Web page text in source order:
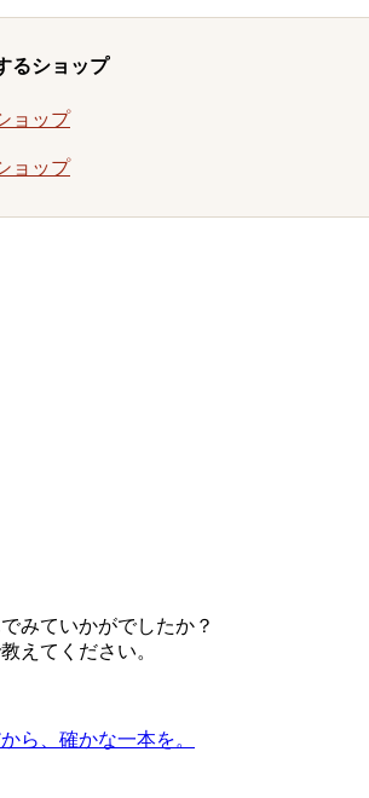
るショップ
ョップ
ョップ
みていかがでしたか？
えてください。
ら、確かな一本を。